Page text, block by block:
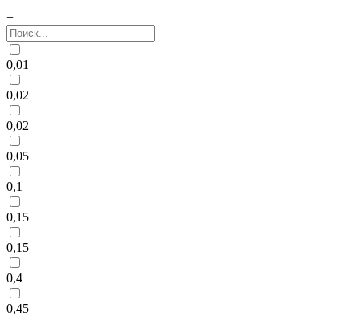
+
0,01
0,02
0,02
0,05
0,1
0,15
0,15
0,4
0,45